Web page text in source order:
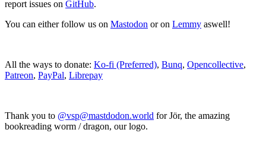
report issues on GitHub.
You can either follow us on Mastodon or on Lemmy aswell!
All the ways to donate: Ko-fi (Preferred), Bunq, Opencollective,
Patreon, PayPal, Librepay
Thank you to @vsp@mastdodon.world for Jör, the amazing
bookreading worm / dragon, our logo.